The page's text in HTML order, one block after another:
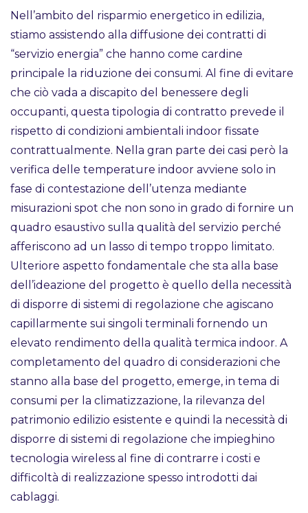
Nell’ambito del risparmio energetico in edilizia,
stiamo assistendo alla diffusione dei contratti di
“servizio energia” che hanno come cardine
principale la riduzione dei consumi. Al fine di evitare
che ciò vada a discapito del benessere degli
occupanti, questa tipologia di contratto prevede il
rispetto di condizioni ambientali indoor fissate
contrattualmente. Nella gran parte dei casi però la
verifica delle temperature indoor avviene solo in
fase di contestazione dell’utenza mediante
misurazioni spot che non sono in grado di fornire un
quadro esaustivo sulla qualità del servizio perché
afferiscono ad un lasso di tempo troppo limitato.
Ulteriore aspetto fondamentale che sta alla base
dell’ideazione del progetto è quello della necessità
di disporre di sistemi di regolazione che agiscano
capillarmente sui singoli terminali fornendo un
elevato rendimento della qualità termica indoor. A
completamento del quadro di considerazioni che
stanno alla base del progetto, emerge, in tema di
consumi per la climatizzazione, la rilevanza del
patrimonio edilizio esistente e quindi la necessità di
disporre di sistemi di regolazione che impieghino
tecnologia wireless al fine di contrarre i costi e
difficoltà di realizzazione spesso introdotti dai
cablaggi.